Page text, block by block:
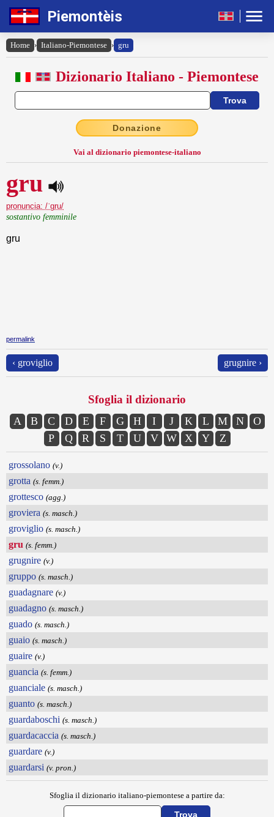
Piemontèis
Home › Italiano-Piemontese › gru
Dizionario Italiano - Piemontese
Donazione
Vai al dizionario piemontese-italiano
gru
pronuncia: /ˈgru/
sostantivo femminile
gru
permalink
‹ groviglio grugnire ›
Sfoglia il dizionario
A B C D E F G H I J K L M N
O
P
Q R S T U V W X Y Z
grossolano (v.)
grotta (s. femm.)
grottesco (agg.)
groviera (s. masch.)
groviglio (s. masch.)
gru (s. femm.)
grugnire (v.)
gruppo (s. masch.)
guadagnare (v.)
guadagno (s. masch.)
guado (s. masch.)
guaio (s. masch.)
guaire (v.)
guancia (s. femm.)
guanciale (s. masch.)
guanto (s. masch.)
guardaboschi (s. masch.)
guardacaccia (s. masch.)
guardare (v.)
guardarsi (v. pron.)
Sfoglia il dizionario italiano-piemontese a partire da: